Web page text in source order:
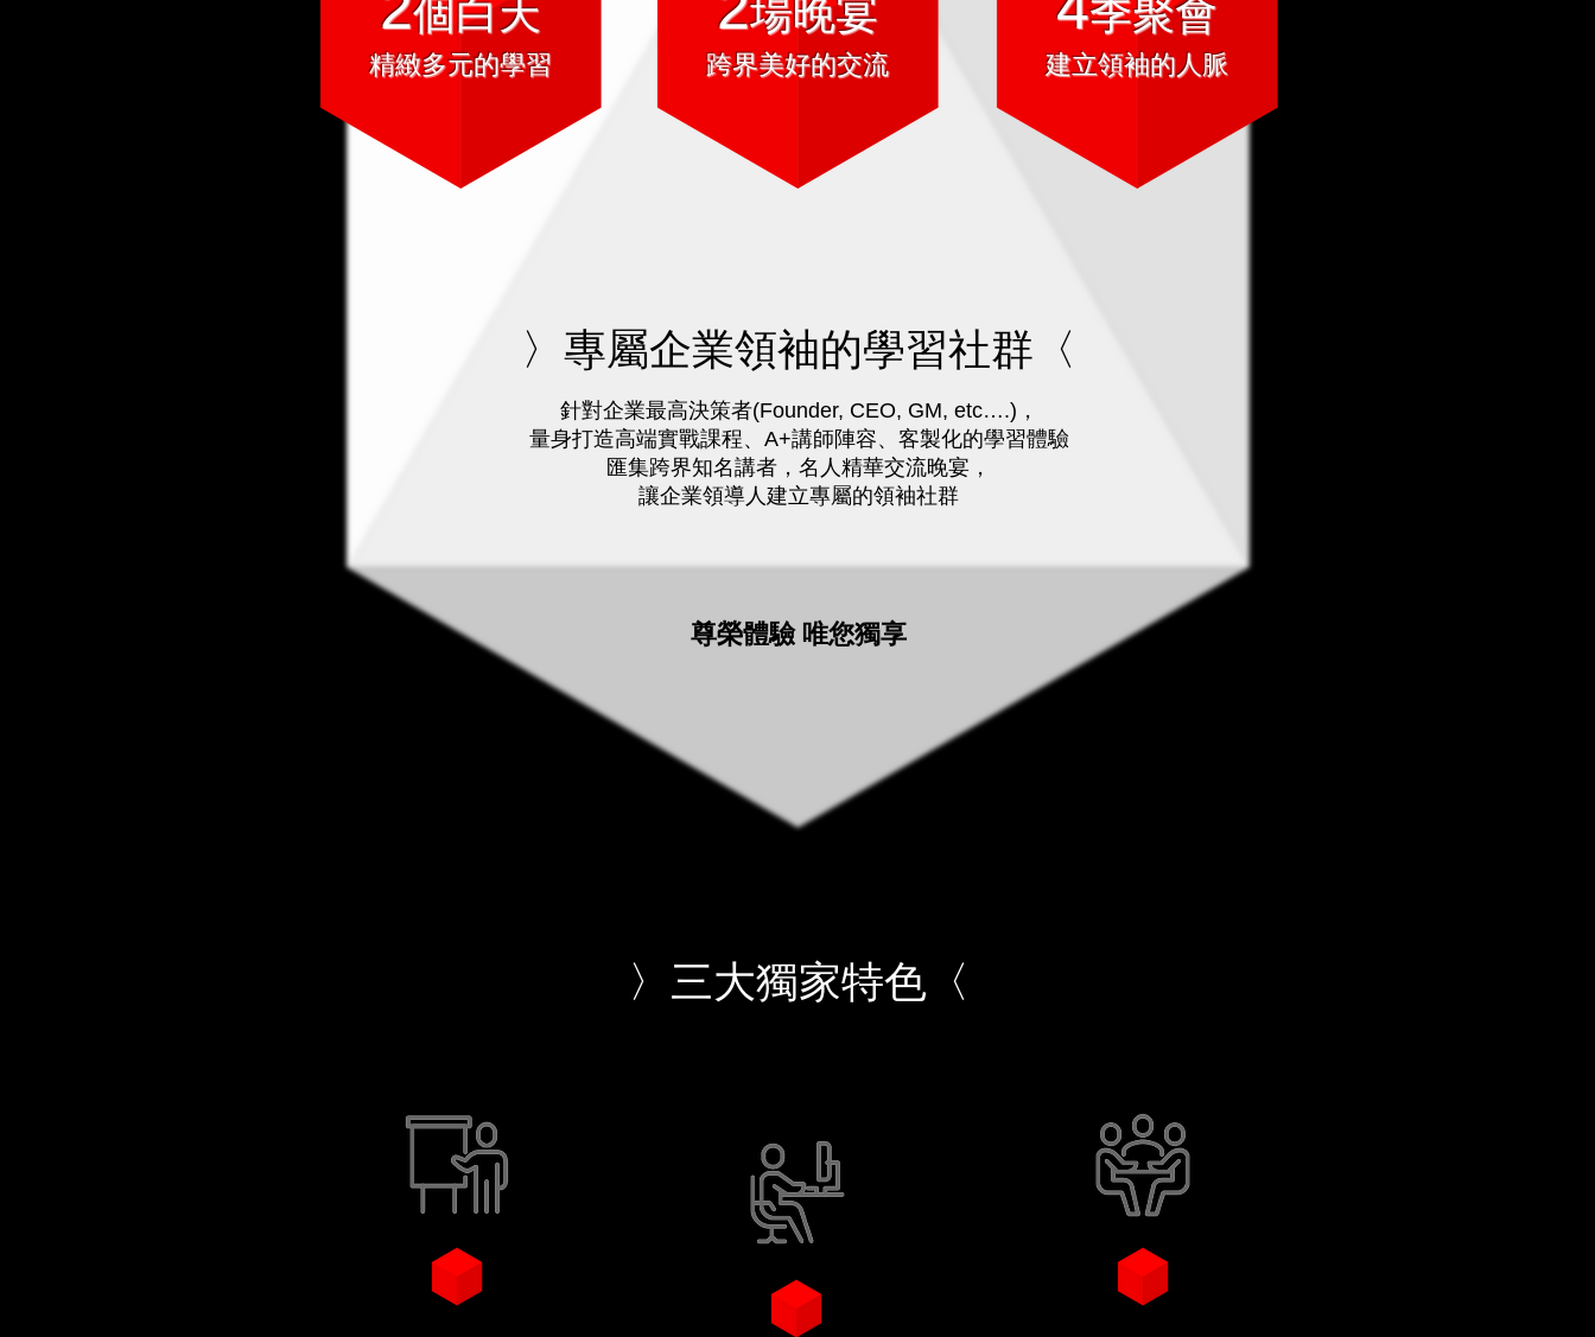
針對企業最高決策者(Founder, CEO, GM, etc….)，
量身打造高端實戰課程、A+講師陣容、客製化的學習體驗
匯集跨界知名講者，名人精華交流晚宴，
讓企業領導人建立專屬的領袖社群
〉專屬企業領袖的學習社群〈
尊榮體驗 唯您獨享
季聚會
建立領袖的人脈
場晚宴
跨界美好的交流
個白天
精緻多元的學習
〉三大獨家特色〈